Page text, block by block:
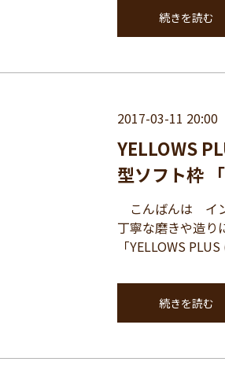
続きを読む
2017-03-11 20:00
YELLOWS
型ソフト枠
こんばんは イ
丁寧な磨きや造り
「YELLOWS
続きを読む